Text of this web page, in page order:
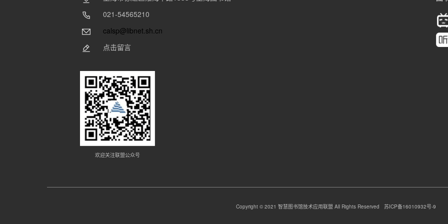
021-54565210
calsp@libnet.sh.cn
点击留言
欢迎关注联盟公众号
Copyright © 2021 智慧图书馆技术应用联盟 All Rights Reserved 苏ICP备16010932号-9